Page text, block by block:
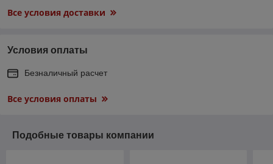
Все условия доставки
Условия оплаты
Безналичный расчет
Все условия оплаты
Подобные товары компании